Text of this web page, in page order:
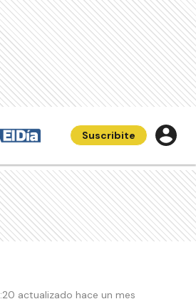
Suscribite
actualizado hace un mes